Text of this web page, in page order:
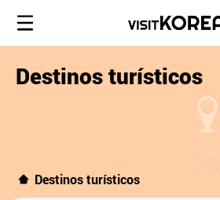
Destinos turísticos
Destinos turísticos